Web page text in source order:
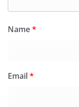
Name*
Email*